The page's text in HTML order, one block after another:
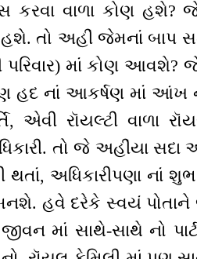
કરવા વાળા કોણ
હશે. તો અહીં જેમનાં બાપ
માં કોણ આવશે? જે
હદ નાં આકર્ષણ માં આંખ
એવી રૉયલ્ટી વાળા
તો જે અહીંયા
થતાં, અધિકારીપણા નાં
હવે દરેકે સ્વયં
માં સાથે-સાથે નો